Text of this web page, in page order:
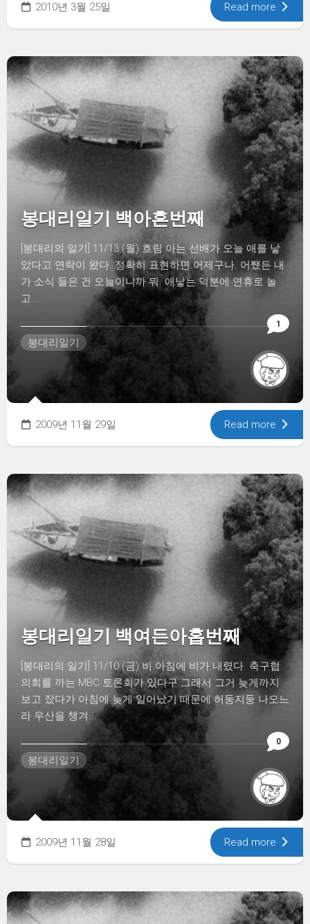
2010년 3월 25일 Read more
1
봉대리일기 백아흔번째
[봉대리의 일기] 11/13 (월) 흐림 아는 선배가 오늘 애를 낳
았다고 연락이 왔다. 정확히 표현하면 어제구나. 어쨌든 내
가 소식 들은 건 오늘이니까 뭐. 애낳는 덕분에 연휴로 놀
고...
봉대리일기
2009년 11월 29일 Read more
0
봉대리일기 백여든아홉번째
[봉대리의 일기] 11/10 (금) 비 아침에 비가 내렸다. 축구협
의회를 까는 MBC 토론회가 있다구 그래서 그거 늦게까지
보고 잤다가 아침에 늦게 일어났기 때문에 허둥지둥 나오느
라 우산을 챙겨...
봉대리일기
2009년 11월 28일 Read more